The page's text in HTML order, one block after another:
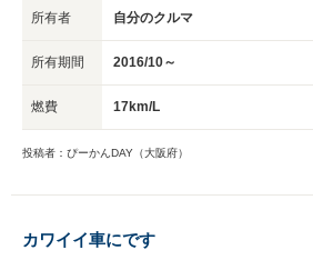
ほどでした。 遮音性がなかったです。 ●タイヤ タイヤの減り具合が早
ど、 溝がもうすぐなくなりそうでした。 ●ラゲージスペースが小さい
軽自動車だからかもだけど、 ラゲージスペー
さでした。 きっとこのクルマでは、 ３人以
ブ旅行は厳しいと思います。
所有者 自分のクルマ
所有期間 2016/10～
燃費 17km/L
投稿者：ぴーかんDAY（大阪府）
カワイイ車にです